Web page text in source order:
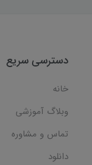
دسترسی سریع
خانه
وبلاگ آموزشی
تماس و مشاوره
دانلود